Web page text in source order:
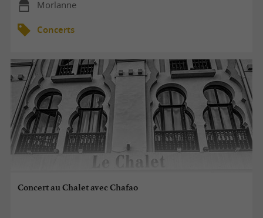
Morlanne
Concerts
Concert au Chalet avec Chafao